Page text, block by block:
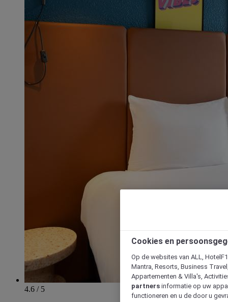
4.6 / 5
Cookies en
Op de websites van ALL,
Mantra, Resorts, Business
Appartementen & Villa's,
partners informatie op uw
functioneren en u de door u